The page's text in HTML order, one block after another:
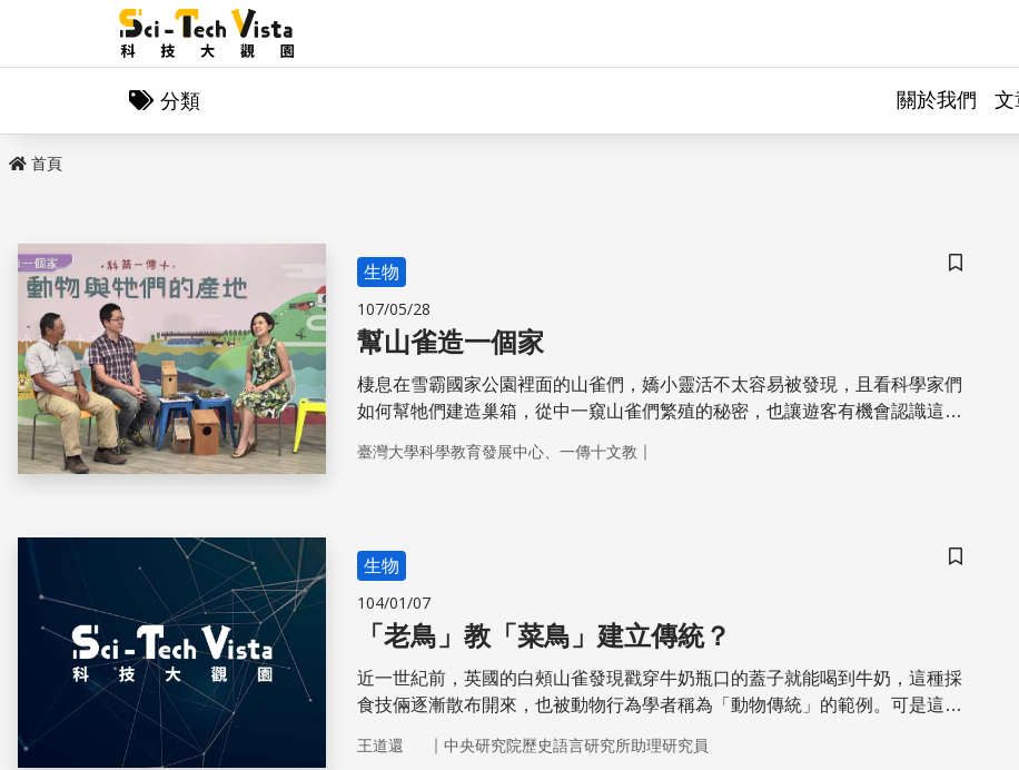
分類 關於我們 文
首頁
儲存書籤
生物
107/05/28
幫山雀造一個家
棲息在雪霸國家公園裡面的山雀們，嬌小靈活不太容易被發現，且看科學家們
如何幫牠們建造巢箱，從中一窺山雀們繁殖的秘密，也讓遊客有機會認識這些
臺灣大學科學教育發展中心、一傳十文教 ｜
儲存書籤
生物
104/01/07
「老鳥」教「菜鳥」建立傳統？
近一世紀前，英國的白頰山雀發現戳穿牛奶瓶口的蓋子就能喝到牛奶，這種採
食技倆逐漸散布開來，也被動物行為學者稱為「動物傳統」的範例。可是這樣
訓練一批「老鳥」開門取食，並觀察後來的野外「菜鳥」是否也能習得這項技
王道還 ｜ 中央研究院歷史語言研究所助理研究員